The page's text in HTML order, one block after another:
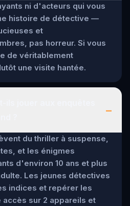
ni d'acteurs qui vous
histoire de détective —
et
pas horreur. Si vous
de véritablement
une visite hantée.
–
du thriller à suspense,
et les énigmes
d'environ 10 ans et plus
Les jeunes détectives
indices et repérer les
accès sur 2 appareils et